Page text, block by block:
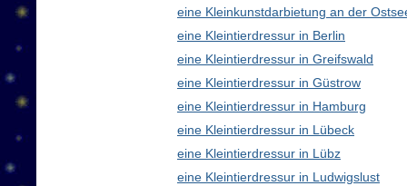
eine Kleinkunstdarbietung an der
eine Kleintierdressur in Berlin
eine Kleintierdressur in Greifswald
eine Kleintierdressur in Güstrow
eine Kleintierdressur in Hamburg
eine Kleintierdressur in Lübeck
eine Kleintierdressur in Lübz
eine Kleintierdressur in Ludwigslust